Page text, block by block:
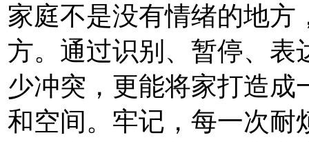
家庭不是没有情绪的地方
方。通过识别、暂停、表
少冲突，更能将家打造成
和空间。牢记，每一次耐